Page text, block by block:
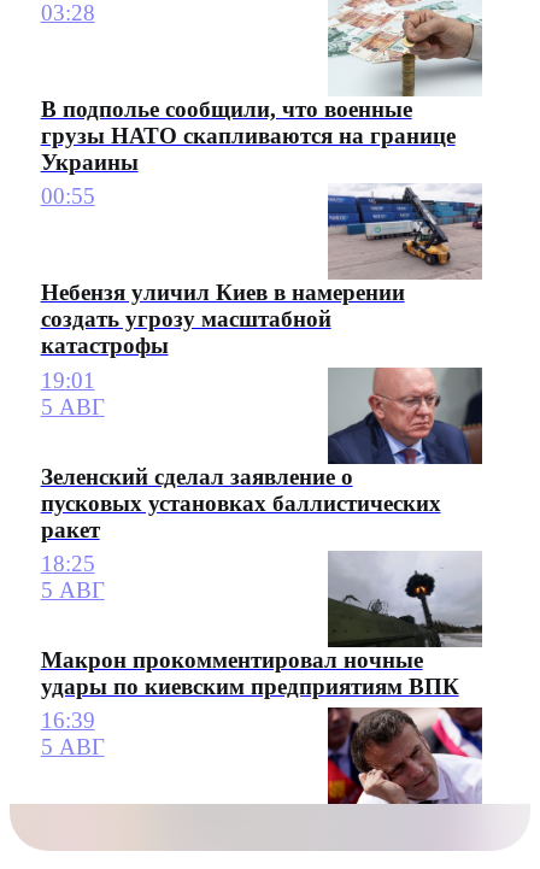
03:28
В подполье сообщили, что военные
грузы НАТО скапливаются на границе
Украины
00:55
Небензя уличил Киев в намерении
создать угрозу масштабной
катастрофы
19:01
5 АВГ
Зеленский сделал заявление о
пусковых установках баллистических
ракет
18:25
5 АВГ
Макрон прокомментировал ночные
удары по киевским предприятиям ВПК
16:39
5 АВГ